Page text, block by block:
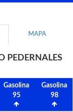
MAPA
PEDERNALES
Gasolina
95
Gasolina
98